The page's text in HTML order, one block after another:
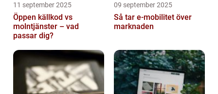
11 september 2025
Öppen källkod vs
molntjänster – vad
passar dig?
09 september 2025
Så tar e-mobilitet över
marknaden